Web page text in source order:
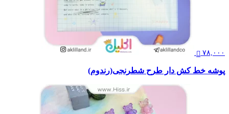
۷۸,۰۰۰
پوشه خط کش دار طرح شطرنجی(رندوم)